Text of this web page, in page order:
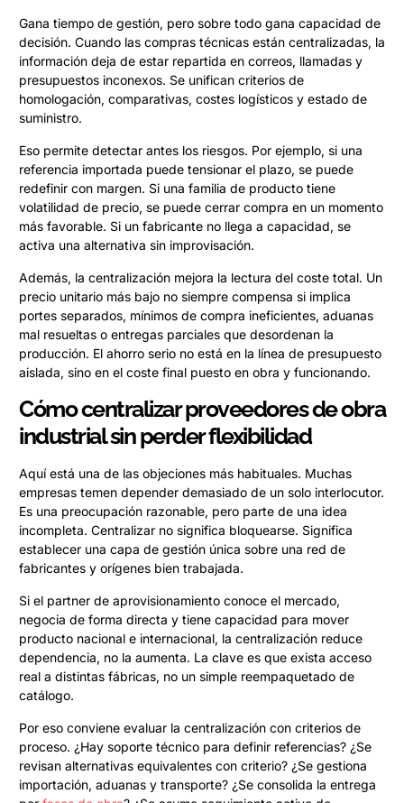
Gana tiempo de gestión, pero sobre todo gana capacidad de
decisión. Cuando las compras técnicas están centralizadas, la
información deja de estar repartida en correos, llamadas y
presupuestos inconexos. Se unifican criterios de
homologación, comparativas, costes logísticos y estado de
suministro.
Eso permite detectar antes los riesgos. Por ejemplo, si una
referencia importada puede tensionar el plazo, se puede
redefinir con margen. Si una familia de producto tiene
volatilidad de precio, se puede cerrar compra en un momento
más favorable. Si un fabricante no llega a capacidad, se
activa una alternativa sin improvisación.
Además, la centralización mejora la lectura del coste total. Un
precio unitario más bajo no siempre compensa si implica
portes separados, mínimos de compra ineficientes, aduanas
mal resueltas o entregas parciales que desordenan la
producción. El ahorro serio no está en la línea de presupuesto
aislada, sino en el coste final puesto en obra y funcionando.
Cómo centralizar proveedores de obra
industrial sin perder flexibilidad
Aquí está una de las objeciones más habituales. Muchas
empresas temen depender demasiado de un solo interlocutor.
Es una preocupación razonable, pero parte de una idea
incompleta. Centralizar no significa bloquearse. Significa
establecer una capa de gestión única sobre una red de
fabricantes y orígenes bien trabajada.
Si el partner de aprovisionamiento conoce el mercado,
negocia de forma directa y tiene capacidad para mover
producto nacional e internacional, la centralización reduce
dependencia, no la aumenta. La clave es que exista acceso
real a distintas fábricas, no un simple reempaquetado de
catálogo.
Por eso conviene evaluar la centralización con criterios de
proceso. ¿Hay soporte técnico para definir referencias? ¿Se
revisan alternativas equivalentes con criterio? ¿Se gestiona
importación, aduanas y transporte? ¿Se consolida la entrega